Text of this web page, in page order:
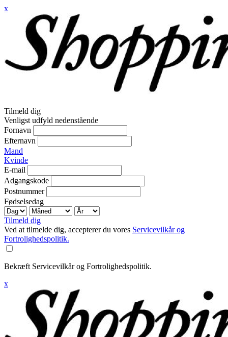
x
Tilmeld dig
Venligst udfyld nedenstående
Fornavn
Efternavn
Mand
Kvinde
E-mail
Adgangskode
Postnummer
Fødselsedag
Tilmeld dig
Ved at tilmelde dig, accepterer du vores Servicevilkår og
Fortrolighedspolitik.
Bekræft Servicevilkår og Fortrolighedspolitik.
x